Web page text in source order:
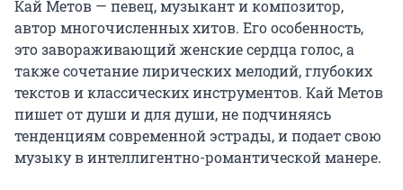
Кай Метов — певец, музыкант и композитор,
автор многочисленных хитов. Его особенность,
это завораживающий женские сердца голос, а
также сочетание лирических мелодий, глубоких
текстов и классических инструментов. Кай Метов
пишет от души и для души, не подчиняясь
тенденциям современной эстрады, и подает свою
музыку в интеллигентно-романтической манере.